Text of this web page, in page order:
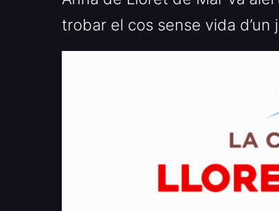
trobar el cos sense vida d’un